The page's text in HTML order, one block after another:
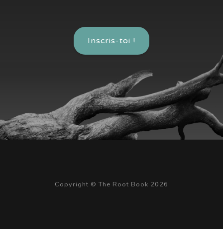
Inscris-toi !
Copyright © The Root Book 2026